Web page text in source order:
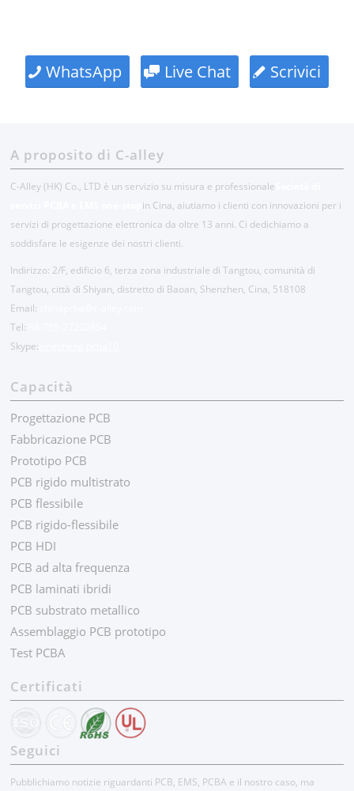
WhatsApp Live Chat Scrivici
A proposito di C-alley
C-Alley (HK) Co., LTD è un servizio su misura e professionale
in Cina, aiutiamo i clienti con innovazioni per i
servizi di progettazione elettronica da oltre 13 anni. Ci dedichiamo a
soddisfare le esigenze dei nostri clienti.
Indirizzo: 2/F, edificio 6, terza zona industriale di Tangtou, comunità di
Tangtou, città di Shiyan, distretto di Baoan, Shenzhen, Cina, 518108
Email:
Tel:
Skype:
Capacità
Progettazione PCB
Fabbricazione PCB
Prototipo PCB
PCB rigido multistrato
PCB flessibile
PCB rigido-flessibile
PCB HDI
PCB ad alta frequenza
PCB laminati ibridi
PCB substrato metallico
Assemblaggio PCB prototipo
Test PCBA
Certificati
Seguici
Pubblichiamo notizie riguardanti PCB, EMS, PCBA e il nostro caso, ma